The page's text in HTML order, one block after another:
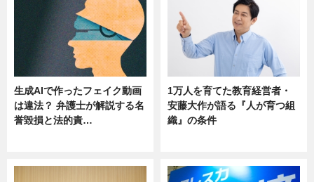
生成AIで作ったフェイク動画
は違法？ 弁護士が解説する名
誉毀損と法的責…
1万人を育てた教育経営者・
安藤大作が語る『人が育つ組
織』の条件